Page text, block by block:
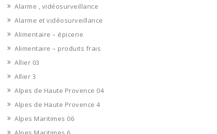
Alarme , vidéosurveillance
Alarme et vidéosurveillance
Alimentaire – épicerie
Alimentaire – produits frais
Allier 03
Allier 3
Alpes de Haute Provence 04
Alpes de Haute Provence 4
Alpes Maritimes 06